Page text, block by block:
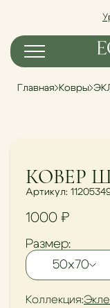
Главная Ковры
КОВЕР
Артикул:
1000 ₽
Размер:
50х70
Коллекция: